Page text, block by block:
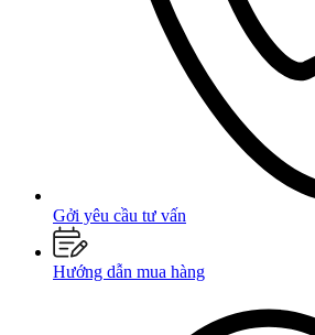
Gởi yêu cầu tư vấn
Hướng dẫn mua hàng